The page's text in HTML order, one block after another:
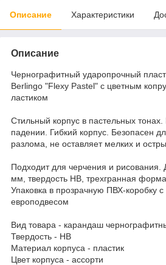
Описание Характеристики
Описание
Чернографитный ударопрочный
Berlingo "Flexy Pastel" с цветным
ластиком
Стильный корпус в пастельных
падении. Гибкий корпус. Безопасен
разлома, не оставляет мелких и
Подходит для черчения и
мм, твердость HB, трехгранная
Упаковка в прозрачную ПВХ-коробку
европодвесом
Вид товара - карандаш
Твердость - HB
Материал корпуса - пластик
Цвет корпуса - ассорти